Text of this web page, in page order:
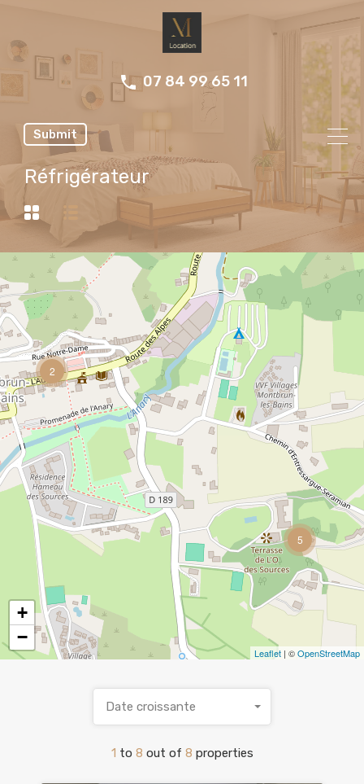
07 84 99 65 11
Submit
Réfrigérateur
2
5
+
−
Leaflet | ©OpenStreetMap
1 to 8 out of 8 properties
Date croissante